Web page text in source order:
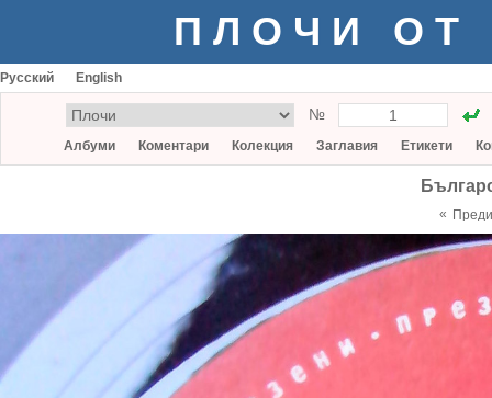
ПЛОЧИ ОТ
Русский English
№
Албуми Коментари Колекция Заглавия Етикети
«